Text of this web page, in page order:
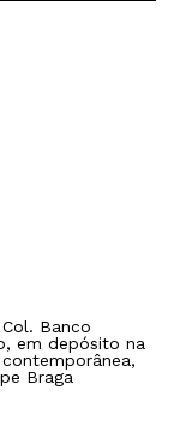
Banco
em depósito na
Braga